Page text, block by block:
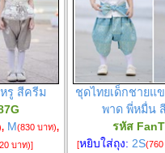
รู สีครีม
, M(830 บาท),
บาท)]
ชุดไทยเด็กชายแ
พาด พี่หมื่น
รหัส
[หยิบใส่ถุง: 2S